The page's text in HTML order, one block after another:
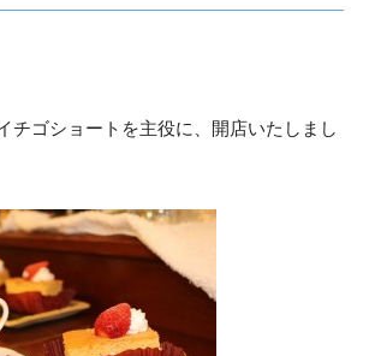
チゴショートを主役に、開店いたしまし